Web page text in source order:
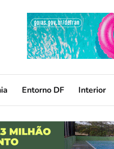
Entorno DF Interior